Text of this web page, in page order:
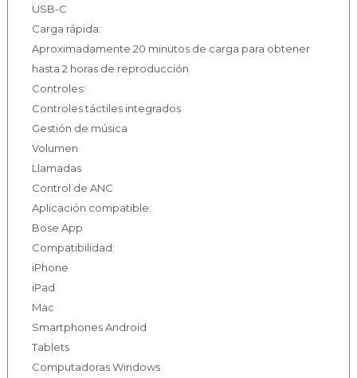
USB-C
Carga rápida:
Aproximadamente 20 minutos de carga para obtener
hasta 2 horas de reproducción
Controles:
Controles táctiles integrados
Gestión de música
Volumen
Llamadas
Control de ANC
Aplicación compatible:
Bose App
Compatibilidad:
iPhone
iPad
Mac
Smartphones Android
Tablets
Computadoras Windows